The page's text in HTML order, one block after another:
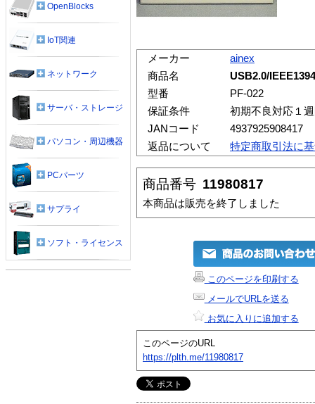
メーカー
ainex
商品名
USB2.0/
型番
PF-022
保証条件
初期不良対応１
JANコード
4937925908417
返品について
特定商取引法に
商品番号 11980817
本商品は販売を終了しました
このページを印刷する
メールでURLを送る
お気に入りに追加する
このページのURL
https://plth.me/11980817
OpenBlocks
IoT関連
ネットワーク
サーバ・ストレージ
パソコン・周辺機器
PCパーツ
サプライ
ソフト・ライセンス